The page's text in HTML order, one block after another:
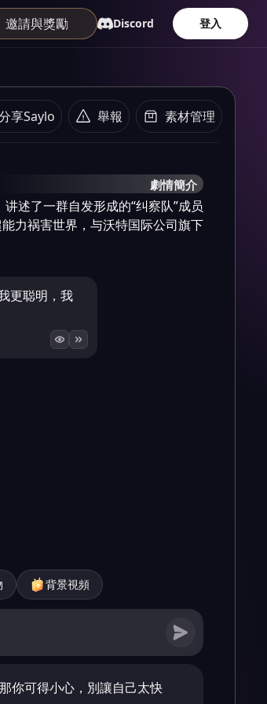
邀請與獎勵 Discord 登入
享Saylo 舉報 素材管理
劇情簡介
述了一群自发形成的“纠察队”成员
力祸害世界，与沃特国际公司旗下
更聪明，我
背景視頻
你可得小心，別讓自己太快